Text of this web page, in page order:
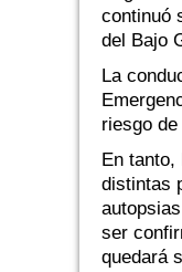
continuó
del Bajo
La
riesgo
En
distintas
ser
quedará